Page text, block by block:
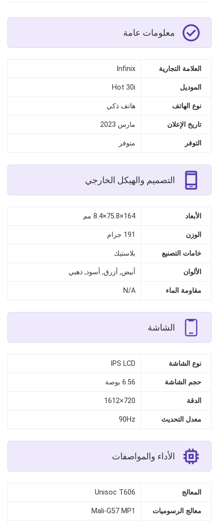
معلومات عامة
العلامة التجارية Infinix
الموديل Hot 30i
نوع الهاتف هاتف ذكي
تاريخ الإعلان مارس 2023
التوفر متوفر
التصميم والهيكل الخارجي
الأبعاد 164×75.8×8.4 مم
الوزن 191 جرام
خامات التصنيع بلاستيك
الألوان أبيض, أزرق, أسود, ذهبي
مقاومة الماء N/A
الشاشة
نوع الشاشة IPS LCD
حجم الشاشة 6.56 بوصة
الدقة 720×1612
معدل التحديث 90Hz
الأداء والمواصفات
المعالج Unisoc T606
معالج الرسوميات Mali-G57 MP1